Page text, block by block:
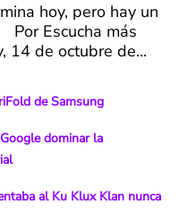
hoy, pero hay un
Escucha más
14 de octubre de...
de Samsung
dominar la
al Ku Klux Klan nunca